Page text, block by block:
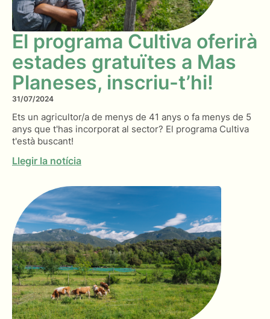
El programa Cultiva oferirà
estades gratuïtes a Mas
Planeses, inscriu-t’hi!
31/07/2024
Ets un agricultor/a de menys de 41 anys o fa menys de 5
anys que t'has incorporat al sector? El programa Cultiva
t'està buscant!
Llegir la notícia